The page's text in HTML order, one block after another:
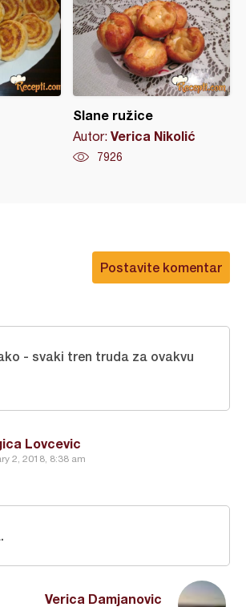
Slane ružice
Autor: Verica Nikolić
7926
Postavite komentar
Lovcevic
2, 2018, 8:38 am
- svaki tren truda za ovakvu
Verica Damjanovic